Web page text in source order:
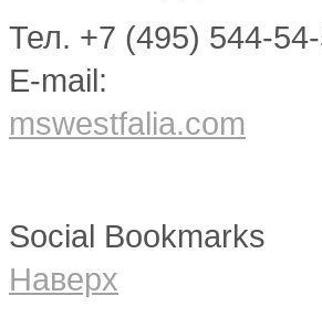
Тел. +7 (495) 544-
E-mail:
mswestfalia.com
Social Bookmarks
Наверх